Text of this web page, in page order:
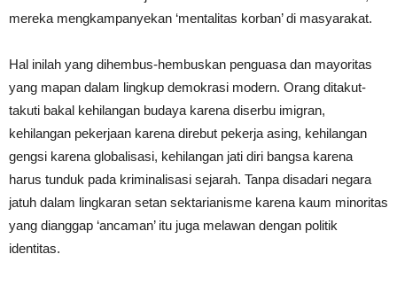
mereka mengkampanyekan ‘mentalitas korban’ di masyarakat.
Hal inilah yang dihembus-hembuskan penguasa dan mayoritas
yang mapan dalam lingkup demokrasi modern. Orang ditakut-
takuti bakal kehilangan budaya karena diserbu imigran,
kehilangan pekerjaan karena direbut pekerja asing, kehilangan
gengsi karena globalisasi, kehilangan jati diri bangsa karena
harus tunduk pada kriminalisasi sejarah. Tanpa disadari negara
jatuh dalam lingkaran setan sektarianisme karena kaum minoritas
yang dianggap ‘ancaman’ itu juga melawan dengan politik
identitas.